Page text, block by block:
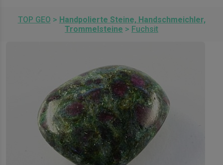
TOP GEO > Handpolierte Steine, Handschmeichler,
Trommelsteine > Fuchsit